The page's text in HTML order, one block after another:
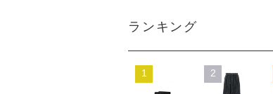
ランキング
1 2